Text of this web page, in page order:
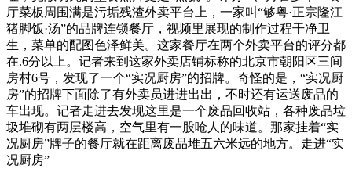
厅菜板周围满是污垢残渣外卖平台上，一家叫“够粤·正宗隆江
猪脚饭·汤”的品牌连锁餐厅，视频里展现的制作过程干净卫
生，菜单的配图色泽鲜美。这家餐厅在两个外卖平台的评分都
在.6分以上。记者来到这家外卖店铺标称的北京市朝阳区三间
房村6号，发现了一个“实况厨房”的招牌。奇怪的是，“实况厨
房”的招牌下面除了有外卖员进进出出，不时还有运送废品的
车出现。记者走进去发现这里是一个废品回收站，各种废品垃
圾堆砌有两层楼高，空气里有一股呛人的味道。那家挂着“实
况厨房”牌子的餐厅就在距离废品堆五六米远的地方。走进“实
况厨房”